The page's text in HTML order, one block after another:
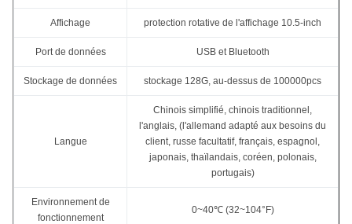
Affichage protection rotative de l'affichage 10.5-inch
Port de données USB et Bluetooth
Stockage de données stockage 128G, au-dessus de 100000pcs
Langue
Chinois simplifié, chinois traditionnel,
l'anglais, (l'allemand adapté aux besoins du
client, russe facultatif, français, espagnol,
japonais, thaïlandais, coréen, polonais,
portugais)
Environnement de
fonctionnement
0~40℃ (32~104°F)